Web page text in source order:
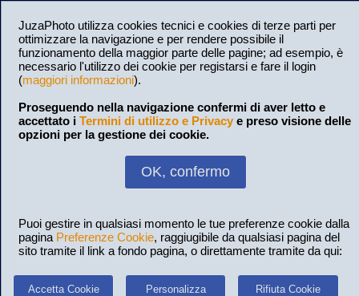
JuzaPhoto utilizza cookies tecnici e cookies di terze parti per
ottimizzare la navigazione e per rendere possibile il
funzionamento della maggior parte delle pagine; ad esempio, è
necessario l'utilizzo dei cookie per registarsi e fare il login
(maggiori informazioni).
Proseguendo nella navigazione confermi di aver letto e
accettato i Termini di utilizzo e Privacy e preso visione delle
opzioni per la gestione dei cookie.
OK, confermo
Puoi gestire in qualsiasi momento le tue preferenze cookie dalla
pagina Preferenze Cookie, raggiugibile da qualsiasi pagina del
sito tramite il link a fondo pagina, o direttamente tramite da qui:
Accetta Cookie Personalizza Rifiuta Cookie